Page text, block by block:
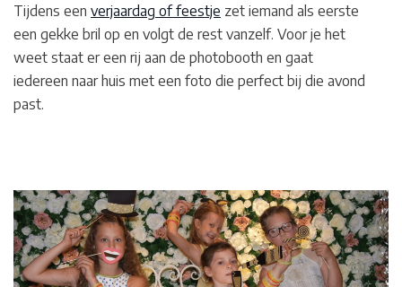
Tijdens een verjaardag of feestje zet iemand als eerste
een gekke bril op en volgt de rest vanzelf. Voor je het
weet staat er een rij aan de photobooth en gaat
iedereen naar huis met een foto die perfect bij die avond
past.